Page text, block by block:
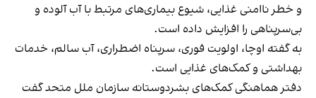
و خطر ناامنی غذایی، شیوع بیماری‌های مرتبط با آب آلوده و
بی‌سرپناهی را افزایش داده است.
به‌ گفته اوچا، اولویت فوری، سرپناه اضطراری، آب سالم، خدمات
بهداشتی و کمک‌های غذایی است.
دفتر هماهنگی کمک‌های بشردوستانه سازمان ملل متحد گفت